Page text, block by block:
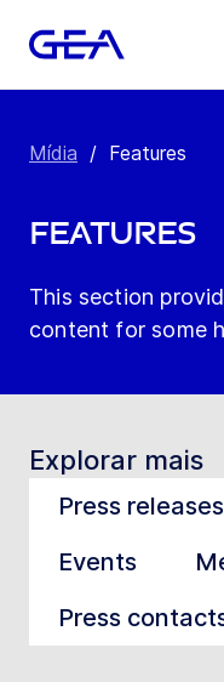
Mídia / Features
Features
This section
content for some
Explorar mais
Press releases
Events
Press